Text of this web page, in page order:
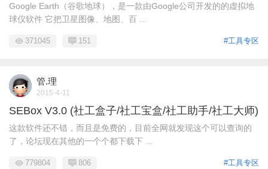
Google Earth（谷歌地球），是一款由Google公司开发的的虚拟地
球仪软件 它把卫星图像、地图、百 ...
#工具专区
371045 151
管.理
2015-4-11
SEBox V3.0 (社工盒子/社工宝盒/社工助手/社工大师)
这款软件还不错，而且是免费的，目前全网就发现这个可以查询的
了，论坛现在其他的一个个都下载下 ...
#工具专区
779804 806